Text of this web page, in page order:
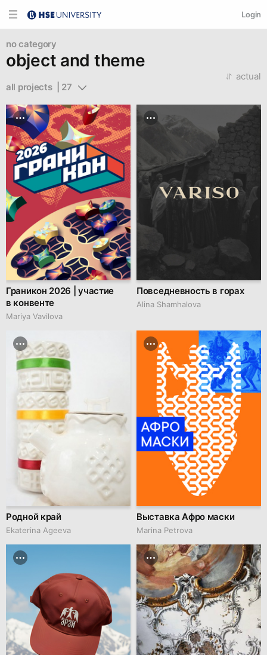
Login
no category
object and theme
all projects  | 27
actual
Граникон 2026 | участие
в конвенте
Mariya Vavilova
Повседневность в горах
Alina Shamhalova
Родной край
Ekaterina Ageeva
Выставка Афро маски
Marina Petrova